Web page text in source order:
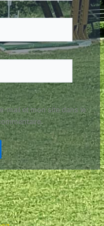
mail et mon site dans le